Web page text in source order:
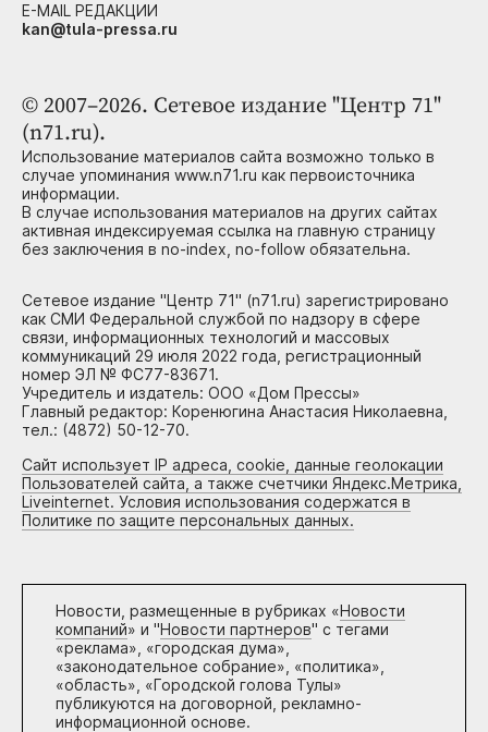
© 2007–2026. Сетевое издание "Центр 71"
(n71.ru).
Использование материалов сайта возможно только в
случае упоминания www.n71.ru как первоисточника
информации.
В случае использования материалов на других сайтах
активная индексируемая ссылка на главную страницу
без заключения в no-index, no-follow обязательна.
Сетевое издание "Центр 71" (n71.ru) зарегистрировано
как СМИ Федеральной службой по надзору в сфере
связи, информационных технологий и массовых
коммуникаций 29 июля 2022 года, регистрационный
номер ЭЛ № ФС77-83671.
Учредитель и издатель: ООО «Дом Прессы»
Главный редактор: Коренюгина Анастасия Николаевна,
тел.: (4872) 50-12-70.
Сайт использует IP адреса, cookie, данные геолокации
Пользователей сайта, а также счетчики Яндекс.Метрика,
Liveinternet. Условия использования содержатся в
Политике по защите персональных данных.
Новости, размещенные в рубриках «Новости
компаний» и "Новости партнеров" с тегами
«реклама», «городская дума»,
«законодательное собрание», «политика»,
«область», «Городской голова Тулы»
публикуются на договорной, рекламно-
информационной основе.
E-MAIL РЕДАКЦИИ
kan@tula-pressa.ru